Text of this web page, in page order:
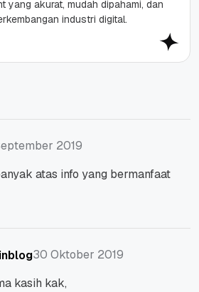
yang akurat, mudah dipahami, dan
industri digital.
2019
atas info yang bermanfaat
30 Oktober 2019
kasih kak,